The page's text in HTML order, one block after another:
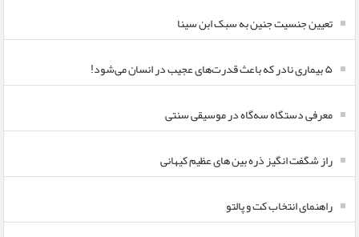
تعیین جنسیت جنین به سبک ابن سینا
۵ بیماری نادر که باعث قدرت‌های عجیب در انسان می‌شود!
معرفی دستگاه سه‌گاه در موسیقی سنتی
راز شگفت انگیز ذره بین های عظیم کیهانی
راهنمای انتخاب کت و پالتو